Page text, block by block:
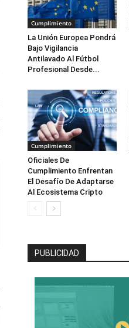
Cumplimiento
La Unión Europea Pondrá
Bajo Vigilancia
Antilavado Al Fútbol
Profesional Desde...
Cumplimiento
Oficiales De
Cumplimiento Enfrentan
El Desafío De Adaptarse
Al Ecosistema Cripto
PUBLICIDAD